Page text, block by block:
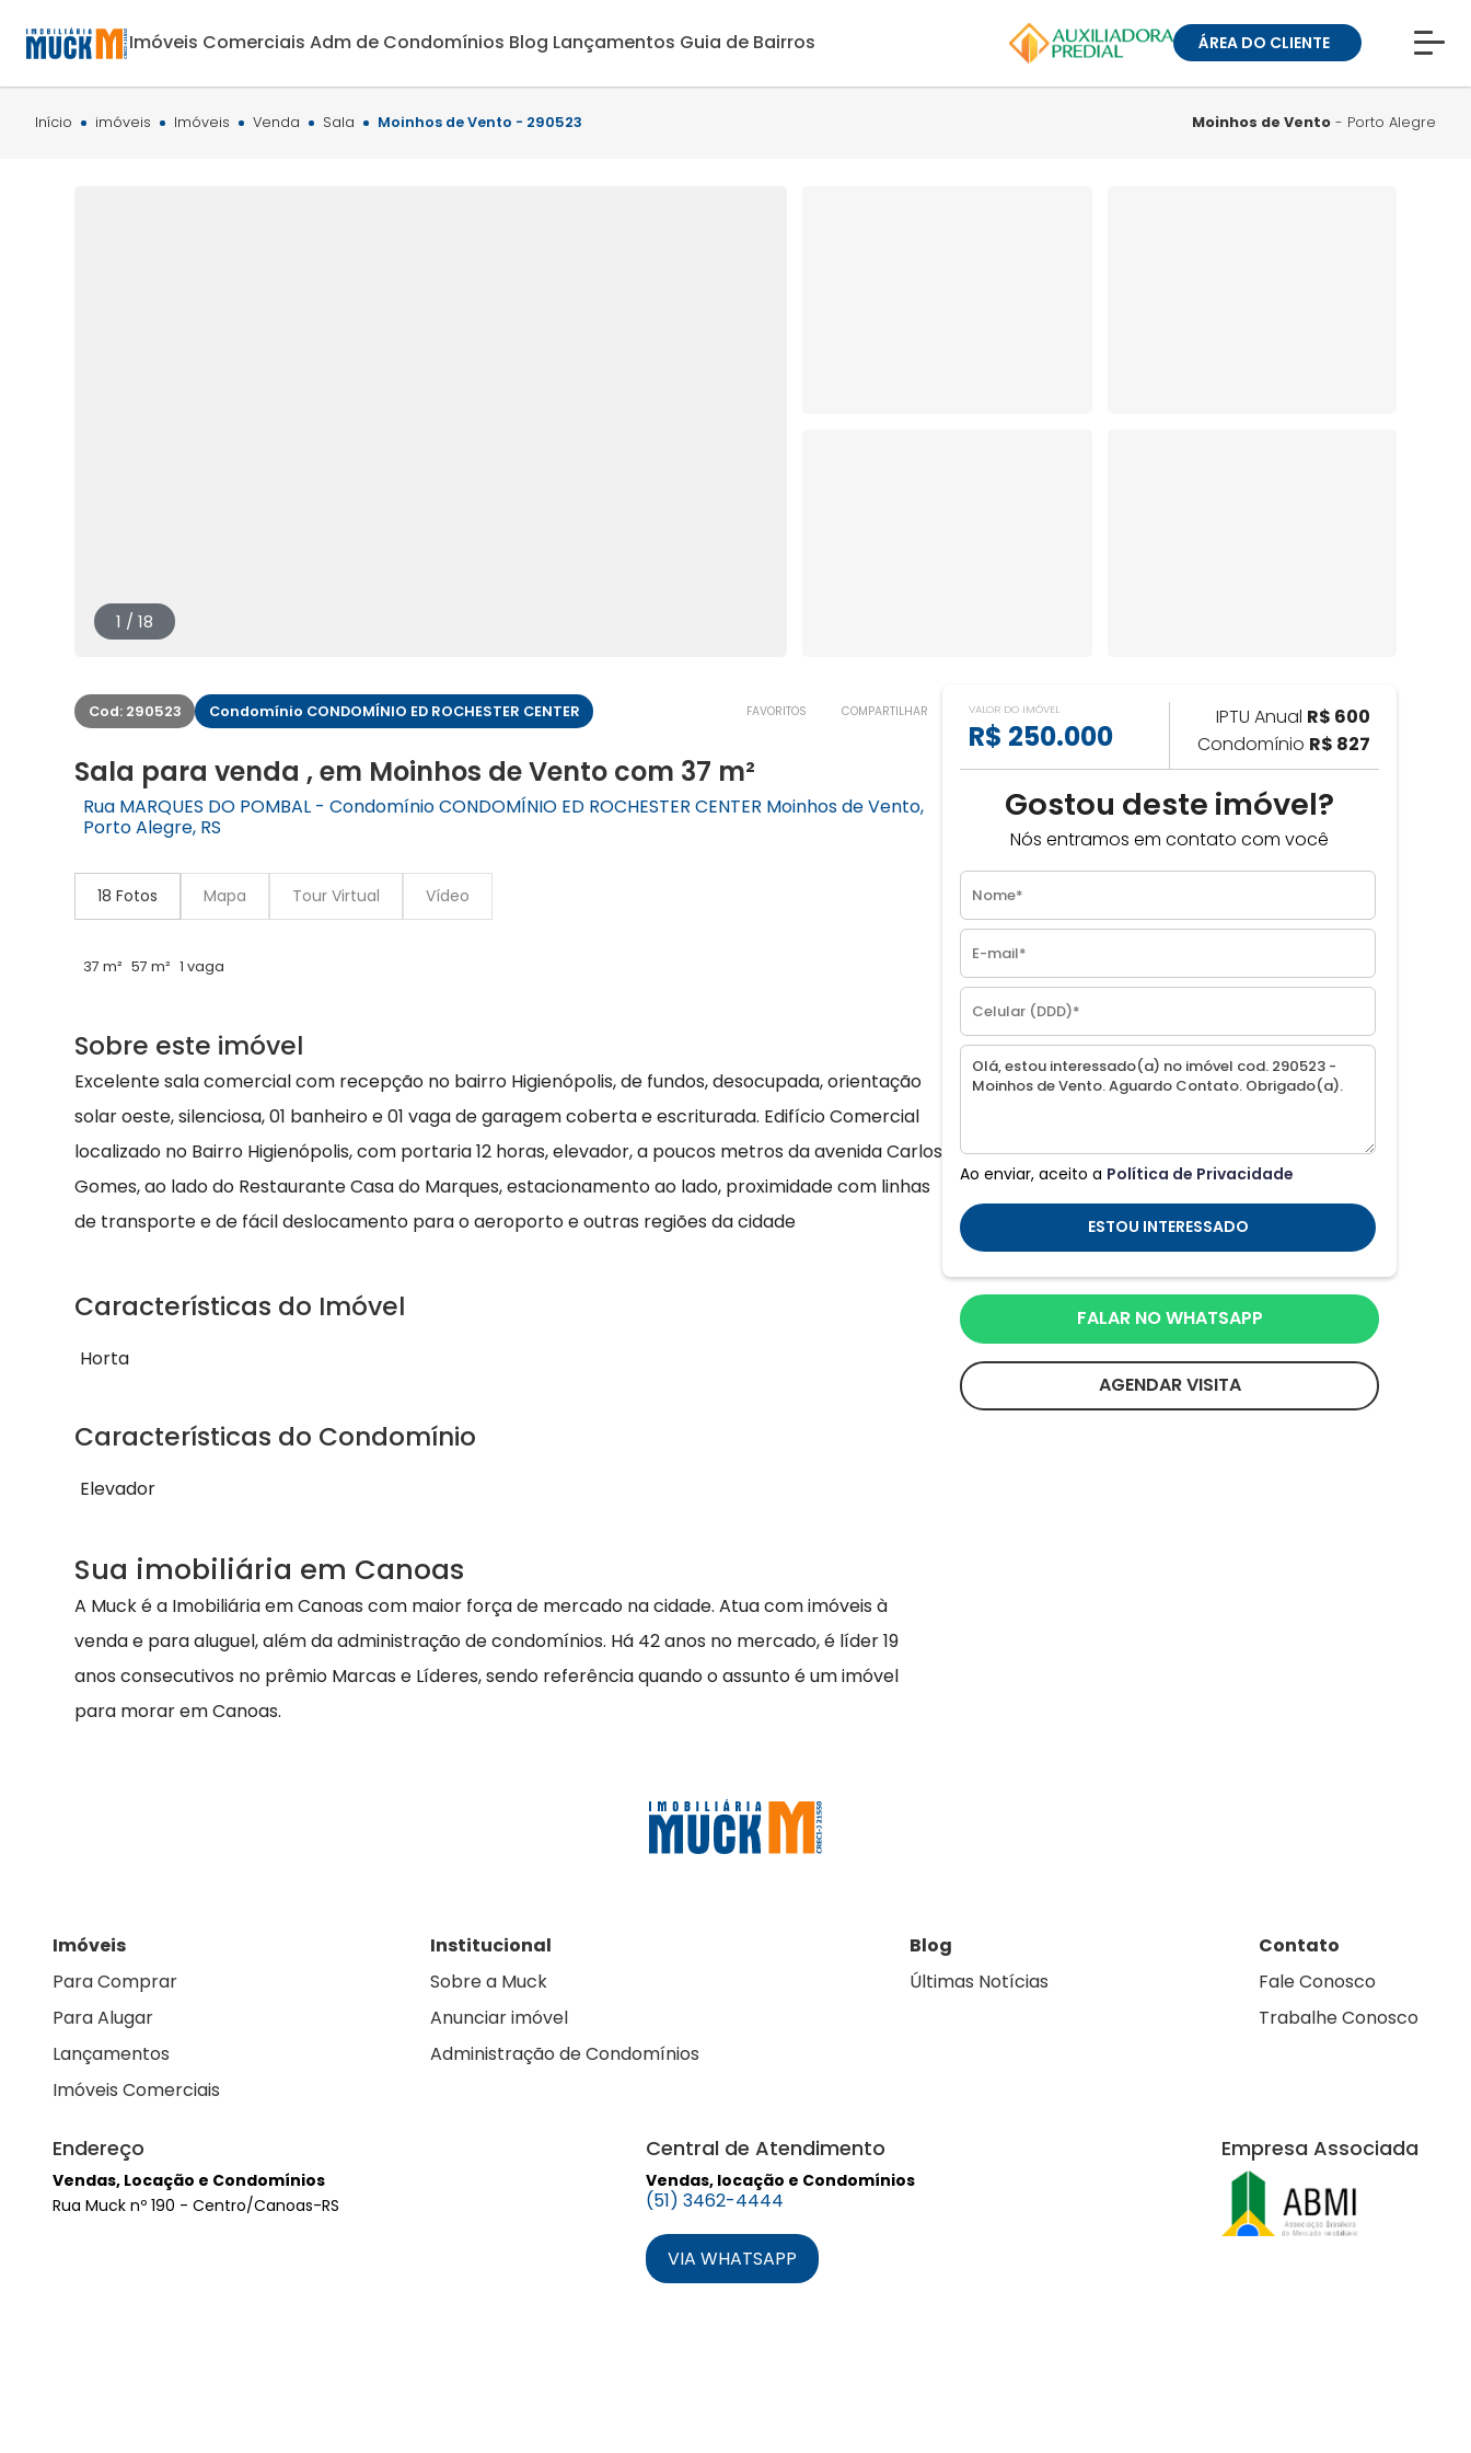
Imóveis Comerciais Adm de Condomínios Blog Lançamentos Guia de Bairros ÁREA DO CLIENTE
CONHEÇA A MUCK
BLOG
TRABALHE CONOSCO
Início imóveis Imóveis Venda Sala Moinhos de Vento - 290523 Moinhos de Vento - Porto Alegre
1 / 18
Cod: 290523 Condomínio CONDOMÍNIO ED ROCHESTER CENTER FAVORITOS COMPARTILHAR
Sala para venda , em Moinhos de Vento com 37 m²
Rua MARQUES DO POMBAL - Condomínio CONDOMÍNIO ED ROCHESTER CENTER Moinhos de Vento,
Porto Alegre, RS
18 Fotos Mapa Tour Virtual Vídeo
37 m² 57 m² 1 vaga
Sobre este imóvel
Excelente sala comercial com recepção no bairro Higienópolis, de fundos, desocupada, orientação
solar oeste, silenciosa, 01 banheiro e 01 vaga de garagem coberta e escriturada. Edifício Comercial
localizado no Bairro Higienópolis, com portaria 12 horas, elevador, a poucos metros da avenida Carlos
Gomes, ao lado do Restaurante Casa do Marques, estacionamento ao lado, proximidade com linhas
de transporte e de fácil deslocamento para o aeroporto e outras regiões da cidade
Características do Imóvel
Horta
Características do Condomínio
Elevador
Sua imobiliária em Canoas
A Muck é a Imobiliária em Canoas com maior força de mercado na cidade. Atua com imóveis à
venda e para aluguel, além da administração de condomínios. Há 42 anos no mercado, é líder 19
anos consecutivos no prêmio Marcas e Líderes, sendo referência quando o assunto é um imóvel
para morar em Canoas.
VALOR DO IMÓVEL
R$ 250.000
IPTU Anual R$ 600
Condomínio R$ 827
Gostou deste imóvel?
Nós entramos em contato com você
Ao enviar, aceito a Política de Privacidade
ESTOU INTERESSADO
FALAR NO WHATSAPP
AGENDAR VISITA
Imóveis
Para Comprar
Para Alugar
Lançamentos
Imóveis Comerciais
Institucional
Sobre a Muck
Anunciar imóvel
Administração de Condomínios
Blog
Últimas Notícias
Contato
Fale Conosco
Trabalhe Conosco
Endereço
Vendas, Locação e Condomínios
Rua Muck nº 190 - Centro/Canoas-RS
Central de Atendimento
Vendas, locação e Condomínios
(51) 3462-4444
VIA WHATSAPP
Empresa Associada